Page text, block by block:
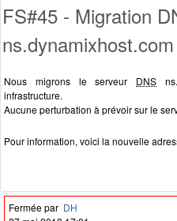
FS#45 - Migration
ns.dynamixhost.com
Nous migrons le serveur DNS
infrastructure.
Aucune perturbation à prévoir sur le
Pour information, voici la nouvelle
Fermée par DH